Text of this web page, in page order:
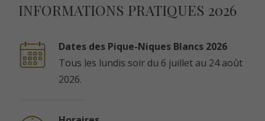
INFORMATIONS PRATIQUES 2026
Dates des Pique-Niques Blancs 2026
Tous les lundis soir du 6 juillet au 24 août
2026.